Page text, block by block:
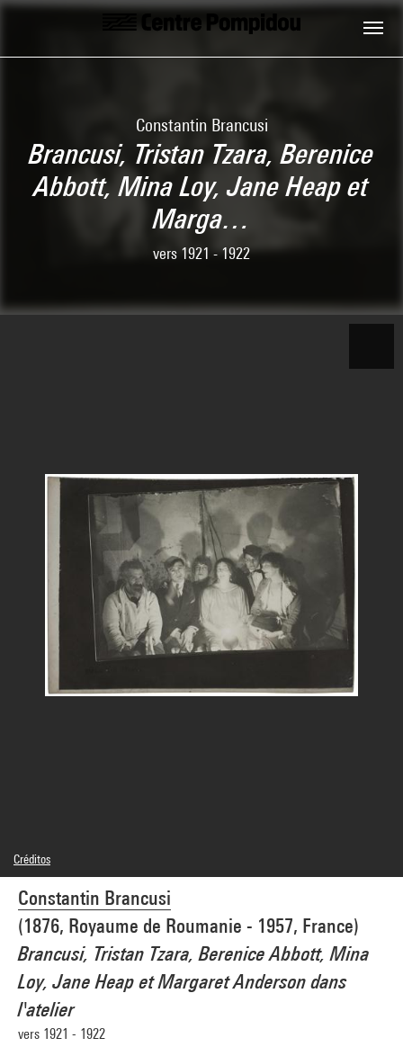
Skip to main content
Centre Pompidou
Constantin Brancusi
Brancusi, Tristan Tzara, Berenice
Abbott, Mina Loy, Jane Heap et
Marga…
vers 1921 - 1922
Constantin Brancusi
(1876, Royaume de Roumanie - 1957, France)
Brancusi, Tristan Tzara, Berenice Abbott, Mina
Loy, Jane Heap et Margaret Anderson dans
l'atelier
vers 1921 - 1922
Créditos
© Succession Brancusi - All rights reserved (Adagp)
Créditos fotográficos : Centre Pompidou, MNAM-CCI/Philippe Migeat/Dist.
GrandPalaisRmn
Referencia de la imagen : 4N08707
Difusión de la imagen :GrandPalaisRmnPhoto